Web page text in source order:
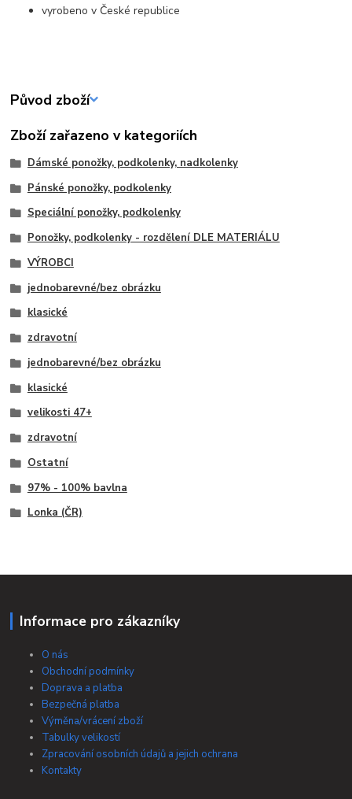
vyrobeno v České republice
Původ zboží
Zboží zařazeno v kategoriích
Dámské ponožky, podkolenky, nadkolenky
Pánské ponožky, podkolenky
Speciální ponožky, podkolenky
Ponožky, podkolenky - rozdělení DLE MATERIÁLU
VÝROBCI
jednobarevné/bez obrázku
klasické
zdravotní
jednobarevné/bez obrázku
klasické
velikosti 47+
zdravotní
Ostatní
97% - 100% bavlna
Lonka (ČR)
Informace pro zákazníky
O nás
Obchodní podmínky
Doprava a platba
Bezpečná platba
Výměna/vrácení zboží
Tabulky velikostí
Zpracování osobních údajů a jejich ochrana
Kontakty